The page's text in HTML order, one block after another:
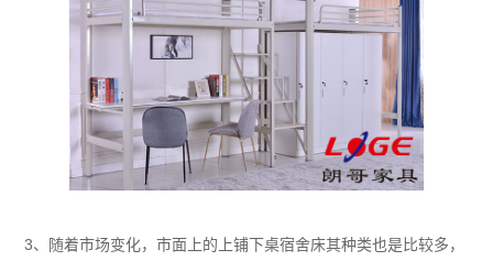
3、随着市场变化，市面上的上铺下桌宿舍床其种类也是比较多，